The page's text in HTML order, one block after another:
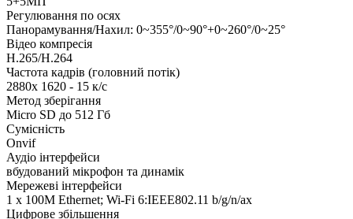
Регулювання по осях
Панорамування/Нахил: 0~355°/0~90°+0~260°/0~25°
Відео компресія
H.265/H.264
Частота кадрів (головний потік)
2880x 1620 - 15 к/с
Метод зберігання
Micro SD до 512 Гб
Сумісність
Onvif
Аудіо інтерфейси
вбудований мікрофон та динамік
Мережеві інтерфейси
1 x 100М Ethernet; Wi-Fi 6:IEEE802.11 b/g/n/ax
Цифрове збільшення